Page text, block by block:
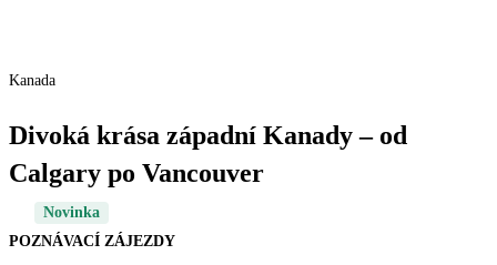
Kanada
Divoká krása západní Kanady – od
Calgary po Vancouver
Novinka
POZNÁVACÍ ZÁJEZDY